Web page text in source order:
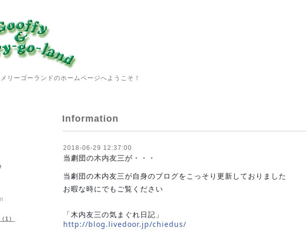
リーゴーランドのホームページへようこそ！
Information
2018-06-29 12:37:00
当劇団の木内友三が・・・
当劇団の木内友三が自身のブログをこっそり更新しておりました
お暇な時にでもご覧ください
「木内友三の気まぐれ日記」
http://blog.livedoor.jp/chiedus/
1）